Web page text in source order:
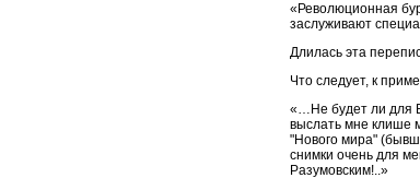
«Революционная
заслуживают
Длилась эта
Что следует, к
«…Не будет ли для
выслать мне клише
"Нового мира"
снимки очень для
Разумовским!..»